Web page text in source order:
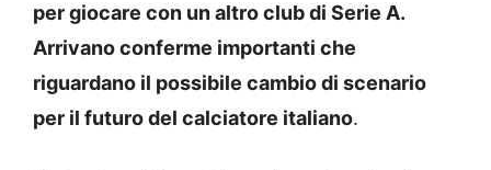
per giocare con un altro club di Serie A.
Arrivano conferme importanti che
riguardano il possibile cambio di scenario
per il futuro del calciatore italiano.